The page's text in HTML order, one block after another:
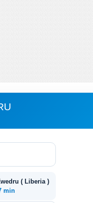
( Liberia )
min